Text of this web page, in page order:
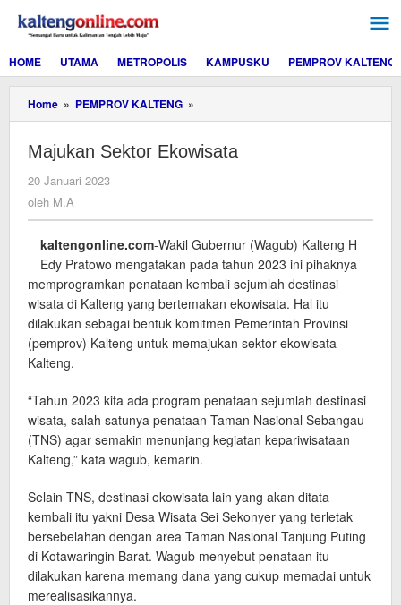
konten
HOME
UTAMA METROPOLIS KAMPUSKU PEMPROV KALTENG
Home » PEMPROV KALTENG »
Sektor
Majukan Sektor Ekowisata
20 Januari 2023
oleh M.A
kaltengonline.com-Wakil Gubernur (Wagub) Kalteng H
Edy Pratowo mengatakan pada tahun 2023 ini pihaknya
memprogramkan penataan kembali sejumlah destinasi
wisata di Kalteng yang bertemakan ekowisata. Hal itu
dilakukan sebagai bentuk komitmen Pemerintah Provinsi
(pemprov) Kalteng untuk memajukan sektor ekowisata
Kalteng.
“Tahun 2023 kita ada program penataan sejumlah destinasi
wisata, salah satunya penataan Taman Nasional Sebangau
(TNS) agar semakin menunjang kegiatan kepariwisataan
Kalteng,” kata wagub, kemarin.
Selain TNS, destinasi ekowisata lain yang akan ditata
kembali itu yakni Desa Wisata Sei Sekonyer yang terletak
bersebelahan dengan area Taman Nasional Tanjung Puting
di Kotawaringin Barat. Wagub menyebut penataan itu
dilakukan karena memang dana yang cukup memadai untuk
merealisasikannya.